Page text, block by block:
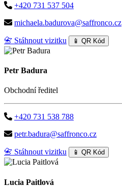
+420 731 537 504
michaela.badurova@saffronco.cz
📇 Stáhnout vizitku 📱 QR Kód
Petr Badura
Obchodní ředitel
+420 731 538 788
petr.badura@saffronco.cz
📇 Stáhnout vizitku 📱 QR Kód
Lucia Paitlová